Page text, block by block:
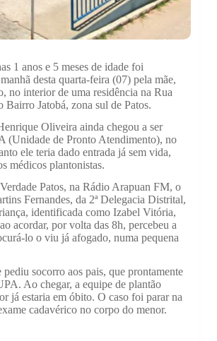
1 anos e 5 meses de idade foi
desta quarta-feira (07) pela mãe,
no interior de uma residência na Rua
Bairro Jatobá, zona sul de Patos.
Oliveira ainda chegou a ser
(Unidade de Pronto Atendimento), no
ele teria dado entrada já sem vida,
médicos plantonistas.
Patos, na Rádio Arapuan FM, o
Fernandes, da 2ª Delegacia Distrital,
identificada como Izabel Vitória,
acordar, por volta das 8h, percebeu a
lo o viu já afogado, numa pequena
pediu socorro aos pais, que prontamente
Ao chegar, a equipe de plantão
já estaria em óbito. O caso foi parar na
cadavérico no corpo do menor.